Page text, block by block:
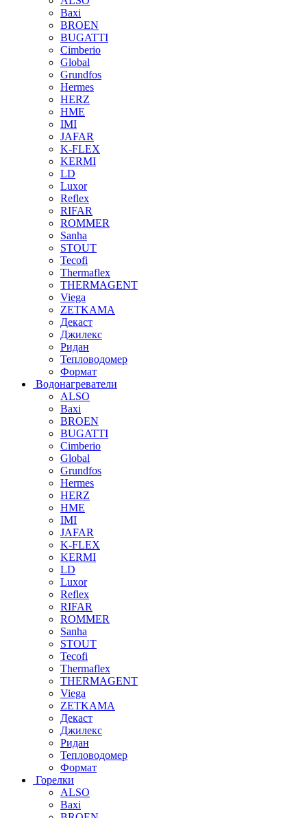
Baxi
BROEN
BUGATTI
Cimberio
Global
Grundfos
Hermes
HERZ
HME
IMI
JAFAR
K-FLEX
KERMI
LD
Luxor
Reflex
RIFAR
ROMMER
Sanha
STOUT
Tecofi
Thermaflex
THERMAGENT
Viega
ZETKAMA
Декаст
Джилекс
Ридан
Тепловодомер
Формат
Водонагреватели
ALSO
Baxi
BROEN
BUGATTI
Cimberio
Global
Grundfos
Hermes
HERZ
HME
IMI
JAFAR
K-FLEX
KERMI
LD
Luxor
Reflex
RIFAR
ROMMER
Sanha
STOUT
Tecofi
Thermaflex
THERMAGENT
Viega
ZETKAMA
Декаст
Джилекс
Ридан
Тепловодомер
Формат
Горелки
ALSO
Baxi